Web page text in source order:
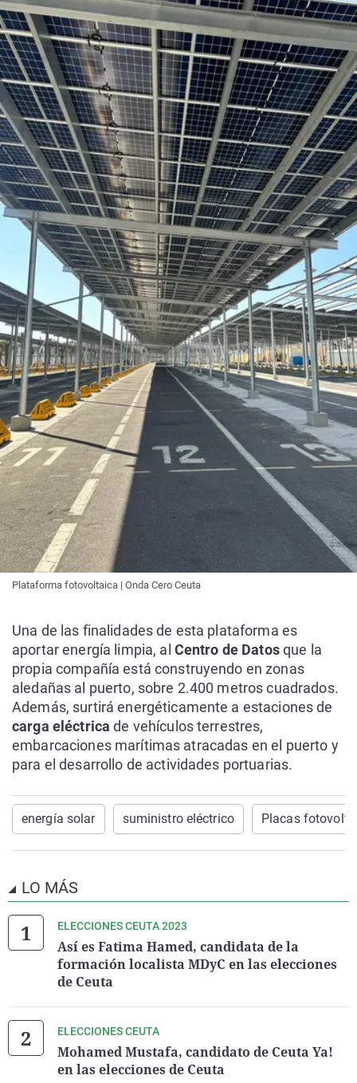
Plataforma fotovoltaica | Onda Cero Ceuta
Una de las finalidades de esta plataforma es
aportar energía limpia, al Centro de Datosque la
propia compañía está construyendo en zonas
aledañas al puerto, sobre 2.400 metros cuadrados.
Además, surtirá energéticamente a estaciones de
carga eléctricade vehículos terrestres,
embarcaciones marítimas atracadas en el puerto y
para el desarrollo de actividades portuarias.
energía solar suministro eléctrico Placas
LO MÁS
ELECCIONES CEUTA 2023
Así es Fatima Hamed, candidata de la
formación localista MDyC en las elecciones
de Ceuta
ELECCIONES CEUTA
Mohamed Mustafa, candidato de Ceuta Ya!
en las elecciones de Ceuta